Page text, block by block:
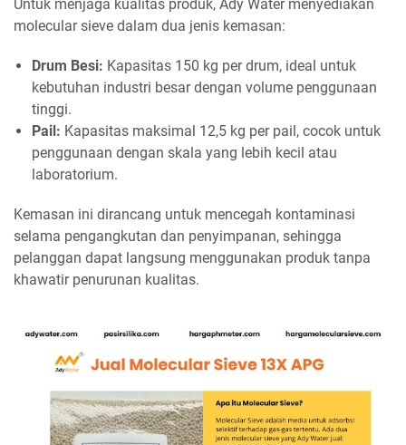
Untuk menjaga kualitas produk, Ady Water menyediakan
molecular sieve dalam dua jenis kemasan:
Drum Besi: Kapasitas 150 kg per drum, ideal untuk
kebutuhan industri besar dengan volume penggunaan
tinggi.
Pail: Kapasitas maksimal 12,5 kg per pail, cocok untuk
penggunaan dengan skala yang lebih kecil atau
laboratorium.
Kemasan ini dirancang untuk mencegah kontaminasi
selama pengangkutan dan penyimpanan, sehingga
pelanggan dapat langsung menggunakan produk tanpa
khawatir penurunan kualitas.